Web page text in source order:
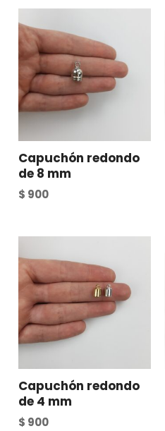
Capuchón redondo
de 8 mm
$ 900
Capuchón redondo
de 4 mm
$ 900